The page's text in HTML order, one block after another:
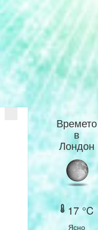
Времето
в
Лондон
17 °C
Ясно